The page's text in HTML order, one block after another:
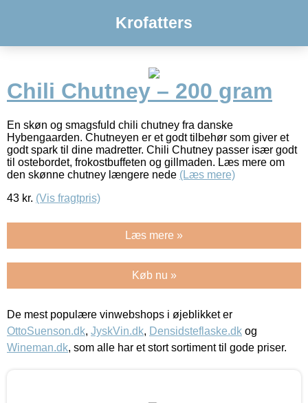
Krofatters
Chili Chutney – 200 gram
En skøn og smagsfuld chili chutney fra danske
Hybengaarden. Chutneyen er et godt tilbehør som giver et
godt spark til dine madretter. Chili Chutney passer især godt
til ostebordet, frokostbuffeten og gillmaden. Læs mere om
den skønne chutney længere nede (Læs mere)
43 kr. (Vis fragtpris)
Læs mere »
Køb nu »
De mest populære vinwebshops i øjeblikket er
OttoSuenson.dk, JyskVin.dk, Densidsteflaske.dk og
Wineman.dk, som alle har et stort sortiment til gode priser.